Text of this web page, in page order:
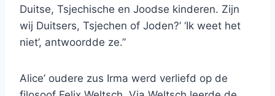
Duitse, Tsjechische en Joodse kinderen. Zijn
wij Duitsers, Tsjechen of Joden?’ ‘Ik weet het
niet’, antwoordde ze.”
Alice’ oudere zus Irma werd verliefd op de